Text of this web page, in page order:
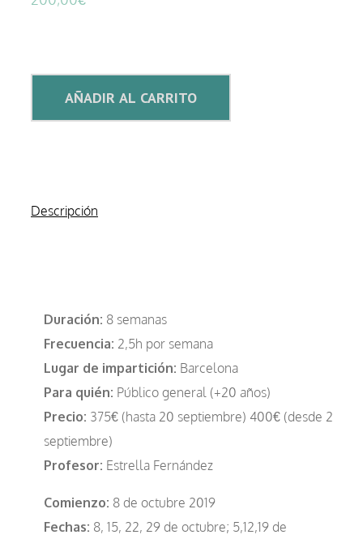
MBCT
presencial
Barcelona
14:00-
16:30h
Reserva
cantidad
AÑADIR AL CARRITO
Descripción
Duración: 8 semanas
Frecuencia: 2,5h por semana
Lugar de impartición: Barcelona
Para quién: Público general (+20 años)
Precio: 375€ (hasta 20 septiembre) 400€ (desde 20
septiembre)
Profesor: Estrella Fernández
Comienzo: 8 de octubre 2019
Fechas: 8, 15, 22, 29 de octubre; 5,12,19 de